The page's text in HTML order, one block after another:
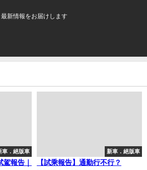
最新情報をお届けします
車．絕版車
報告｜
新車．絕版車
【試乘報告】通勤行不行？